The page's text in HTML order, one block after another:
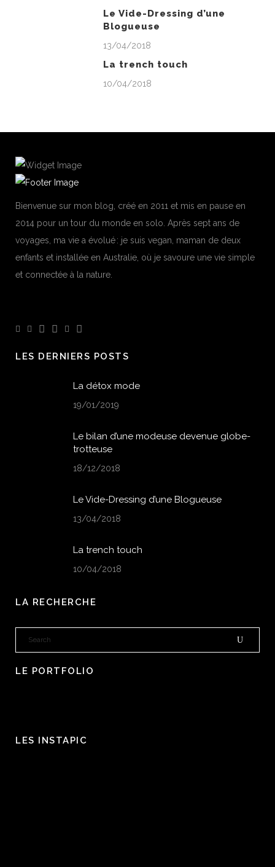
Le Vide-Dressing d’une
Blogueuse
13/04/2018
La trench touch
10/04/2018
Bienvenue sur mon blog, créé en 2011 et mis en pause en
2014 pour un tour du monde en solo. Après sept ans de
voyages, ma vie a évolué : je suis vegan, maman de deux
enfants et installée en Australie, où je savoure une vie simple
et connectée à la nature.
LES DERNIERS POSTS
La détox mode
19/01/2019
Le bilan d’une modeuse devenue globe-
trotteuse
18/12/2018
Le Vide-Dressing d’une Blogueuse
13/04/2018
La trench touch
10/04/2018
LA RECHERCHE
LE PORTFOLIO
LES INSTAPIC